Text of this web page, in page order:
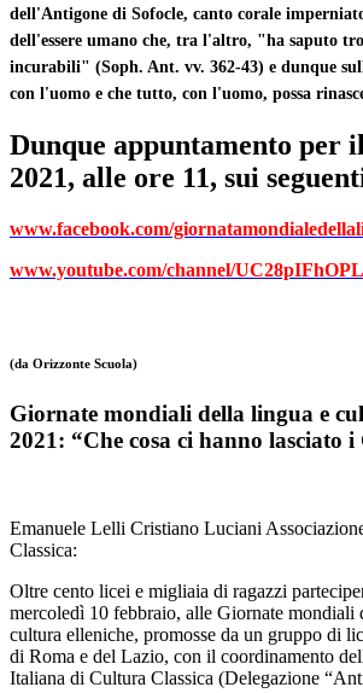
dell'Antigone di Sofocle, canto corale
dell'essere umano che, tra l'altro, "ha saputo
incurabili" (Soph. Ant. vv. 362-43) e dunque
con l'uomo e che tutto, con l'uomo, possa
Dunque appuntamento per
2021, alle ore 11, sui
www.facebook.com/
www.youtube.com/channel/
(da Orizzonte Scuola)
Giornate mondiali della lingua e
2021: “Che cosa ci hanno lasciato i
Emanuele Lelli Cristiano Luciani
Classica:
Oltre cento licei e migliaia di ragazzi
mercoledì 10 febbraio, alle Giornate mondiali
cultura elleniche, promosse da un gruppo di
di Roma e del Lazio, con il coordinamento
Italiana di Cultura Classica (Delegazione